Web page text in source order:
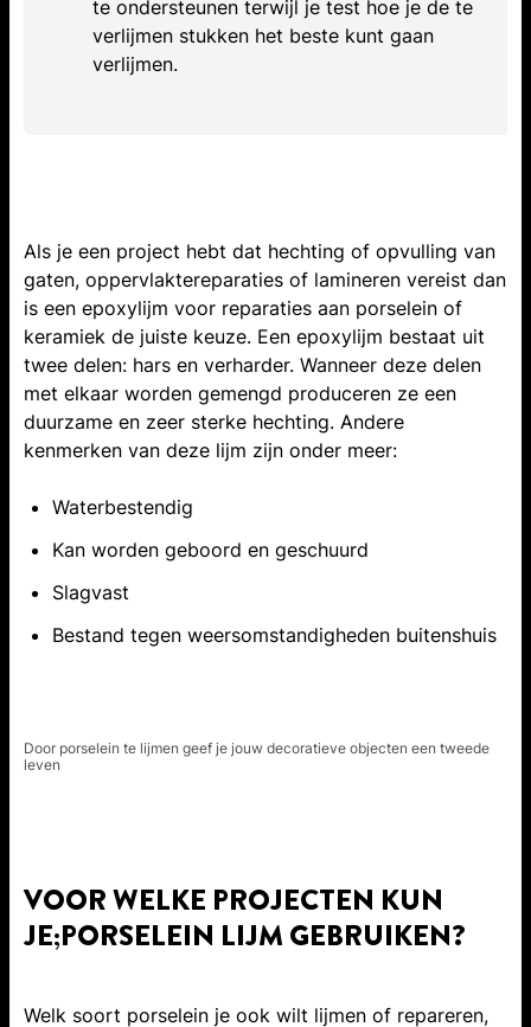
te ondersteunen terwijl je test hoe je de te
verlijmen stukken het beste kunt gaan
verlijmen.
Als je een project hebt dat hechting of opvulling van
gaten, oppervlaktereparaties of lamineren vereist dan
is een epoxylijm voor reparaties aan porselein of
keramiek de juiste keuze. Een epoxylijm bestaat uit
twee delen: hars en verharder. Wanneer deze delen
met elkaar worden gemengd produceren ze een
duurzame en zeer sterke hechting. Andere
kenmerken van deze lijm zijn onder meer:
Waterbestendig
Kan worden geboord en geschuurd
Slagvast
Bestand tegen weersomstandigheden buitenshuis
Door porselein te lijmen geef je jouw decoratieve objecten een tweede
leven
VOOR WELKE PROJECTEN KUN
JE;PORSELEIN LIJM GEBRUIKEN?
Welk soort porselein je ook wilt lijmen of repareren,